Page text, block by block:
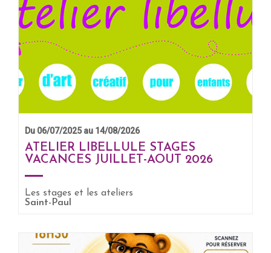
EN SAVOIR +
Du 06/07/2025 au 14/08/2026
ATELIER LIBELLULE STAGES
VACANCES JUILLET-AOUT 2026
Les stages et les ateliers
Saint-Paul